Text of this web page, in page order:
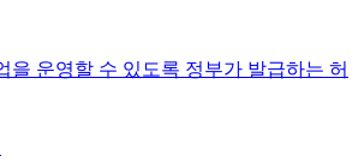
을 운영할 수 있도록 정부가 발급하는 허